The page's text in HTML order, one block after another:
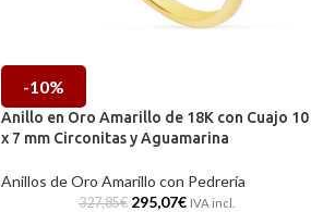
-10%
Anillo en Oro Amarillo de 18K con Cuajo 10
x 7 mm Circonitas y Aguamarina
Anillos de Oro Amarillo con Pedrería
327,85€ 295,07€ IVA incl.